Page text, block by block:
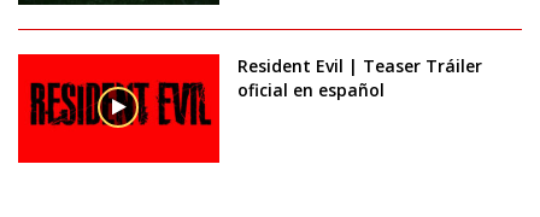
Resident Evil | Teaser Tráiler
oficial en español